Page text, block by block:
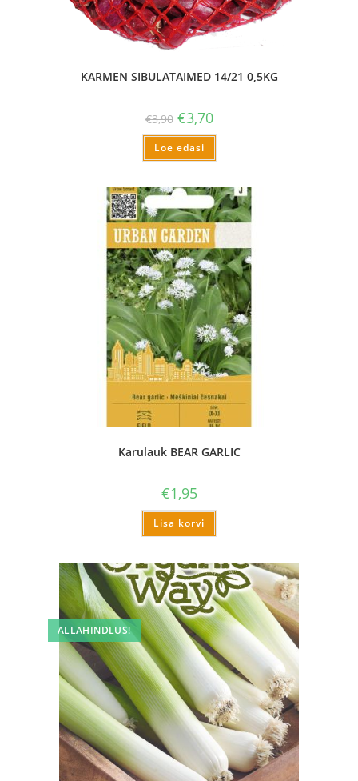
KARMEN SIBULATAIMED 14/21 0,5KG
€3,90 €3,70
Loe edasi
Karulauk BEAR GARLIC
€1,95
Lisa korvi
ALLAHINDLUS!